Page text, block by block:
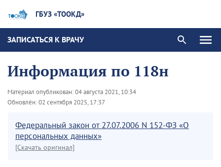
ГБУЗ «ТООКД»
ЗАПИСАТЬСЯ К ВРАЧУ
Информация по 118н
Материал опубликован:04 августа 2021, 10:34
Обновлён:02 сентября 2025, 17:37
Федеральный закон от 27.07.2006 N 152-ФЗ «О
персональных данных»
[Скачать оригинал]